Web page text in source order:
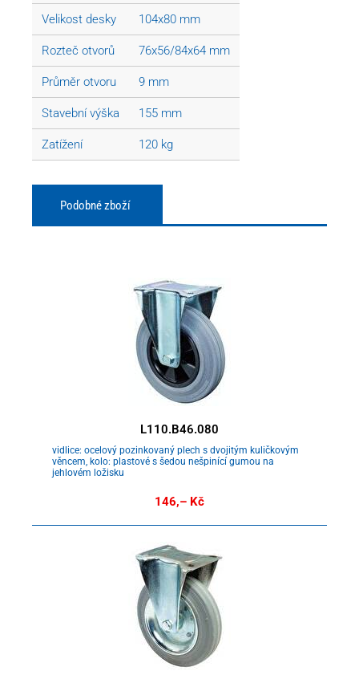
Velikost desky 104x80 mm
Rozteč otvorů 76x56/84x64 mm
Průměr otvoru 9 mm
Stavební výška 155 mm
Zatížení 120 kg
Podobné zboží
L110.B46.080
vidlice: ocelový pozinkovaný plech s dvojitým kuličkovým
věncem, kolo: plastové s šedou nešpinící gumou na
jehlovém ložisku
146,– Kč